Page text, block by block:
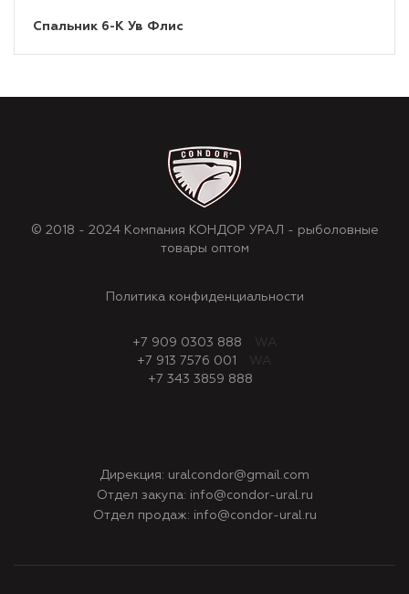
Спальник 6-К Ув Флис
© 2018 - 2024 Компания КОНДОР УРАЛ - рыболовные
товары оптом
Политика конфиденциальности
+7 909 0303 888
WA
+7 913 7576 001
WA
+7 343 3859 888
Дирекция: uralcondor@gmail.com
Отдел закупа: info@condor-ural.ru
Отдел продаж: info@condor-ural.ru